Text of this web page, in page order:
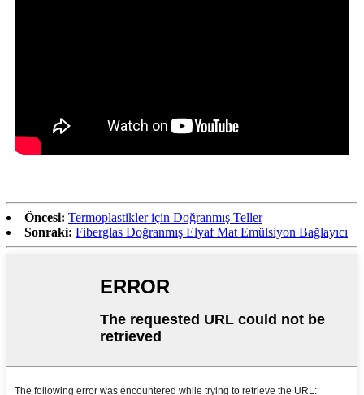
Öncesi: Termoplastikler için Doğranmış Teller
Sonraki: Fiberglas Doğranmış Elyaf Mat Emülsiyon Bağlayıcı